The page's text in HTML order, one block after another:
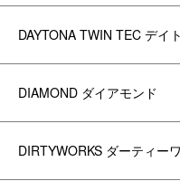
DAYTONA TWIN TEC デイ
DIAMOND ダイアモンド
DIRTYWORKS ダーティー